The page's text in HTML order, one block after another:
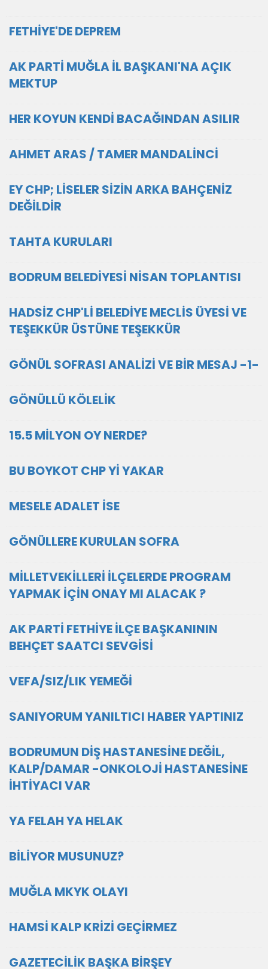
FETHİYE'DE DEPREM
AK PARTİ MUĞLA İL BAŞKANI'NA AÇIK
MEKTUP
HER KOYUN KENDİ BACAĞINDAN ASILIR
AHMET ARAS / TAMER MANDALİNCİ
EY CHP; LİSELER SİZİN ARKA BAHÇENİZ
DEĞİLDİR
TAHTA KURULARI
BODRUM BELEDİYESİ NİSAN TOPLANTISI
HADSİZ CHP'Lİ BELEDİYE MECLİS ÜYESİ VE
TEŞEKKÜR ÜSTÜNE TEŞEKKÜR
GÖNÜL SOFRASI ANALİZİ VE BİR MESAJ -1-
GÖNÜLLÜ KÖLELİK
15.5 MİLYON OY NERDE?
BU BOYKOT CHP Yİ YAKAR
MESELE ADALET İSE
GÖNÜLLERE KURULAN SOFRA
MİLLETVEKİLLERİ İLÇELERDE PROGRAM
YAPMAK İÇİN ONAY MI ALACAK ?
AK PARTİ FETHİYE İLÇE BAŞKANININ
BEHÇET SAATCI SEVGİSİ
VEFA/SIZ/LIK YEMEĞİ
SANIYORUM YANILTICI HABER YAPTINIZ
BODRUMUN DİŞ HASTANESİNE DEĞİL,
KALP/DAMAR -ONKOLOJİ HASTANESİNE
İHTİYACI VAR
YA FELAH YA HELAK
BİLİYOR MUSUNUZ?
MUĞLA MKYK OLAYI
HAMSİ KALP KRİZİ GEÇİRMEZ
GAZETECİLİK BAŞKA BİRŞEY